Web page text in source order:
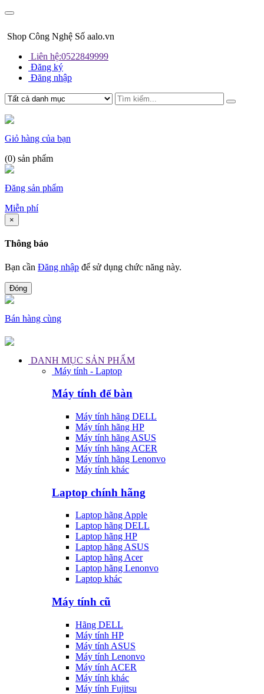
Shop Công Nghệ Số aalo.vn
Liên hệ:0522849999
Đăng ký
Đăng nhập
Giỏ hàng của bạn
(0) sản phẩm
Đăng sản phẩm
Miễn phí
×
Thông báo
Bạn cần Đăng nhập để sử dụng chức năng này.
Đóng
Bán hàng cùng
DANH MỤC SẢN PHẨM
Máy tính - Laptop
Máy tính để bàn
Máy tính hãng DELL
Máy tính hãng HP
Máy tính hãng ASUS
Máy tính hãng ACER
Máy tính hãng Lenonvo
Máy tính khác
Laptop chính hãng
Laptop hãng Apple
Laptop hãng DELL
Laptop hãng HP
Laptop hãng ASUS
Laptop hãng Acer
Laptop hãng Lenonvo
Laptop khác
Máy tính cũ
Hãng DELL
Máy tính HP
Máy tính ASUS
Máy tính Lenonvo
Máy tính ACER
Máy tính khác
Máy tính Fujitsu